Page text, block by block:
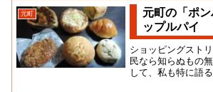
元町
元町の「ポ
ップルパイ
ショッピングスト
民なら知らぬもの
して、私も特に語